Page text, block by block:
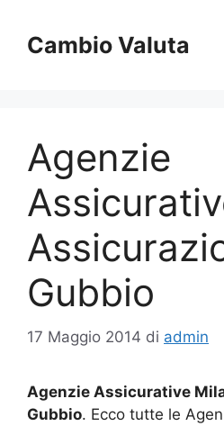
contenuto
Cambio Valuta
Agenzie
Gubbio
17 Maggio 2014 di admin
Agenzie Assicurative
Gubbio. Ecco tutte le